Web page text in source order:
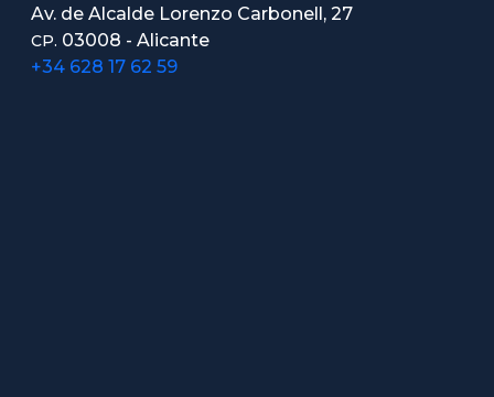
Av. de Alcalde Lorenzo Carbonell, 27
CP. 03008 - Alicante
+34 628 17 62 59